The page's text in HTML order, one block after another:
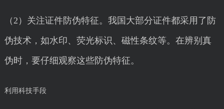
（2）关注证件防伪特征。我国大部分证件都采用了防
伪技术，如水印、荧光标识、磁性条纹等。在辨别真
伪时，要仔细观察这些防伪特征。
利用科技手段